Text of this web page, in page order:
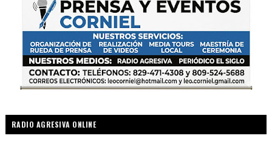
RADIO AGRESIVA ONLINE